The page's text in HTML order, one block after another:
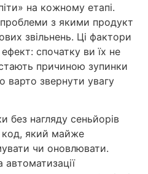
на кожному етапі.
з якими продукт
звільнень. Ці фактори
спочатку ви їх не
причиною зупинки
варто звернути увагу
без нагляду сеньйорів
код, який майже
чи оновлювати.